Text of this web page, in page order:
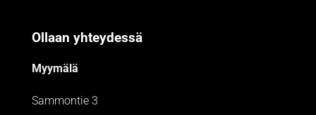
Ollaan yhteydessä
Myymälä
Sammontie 3